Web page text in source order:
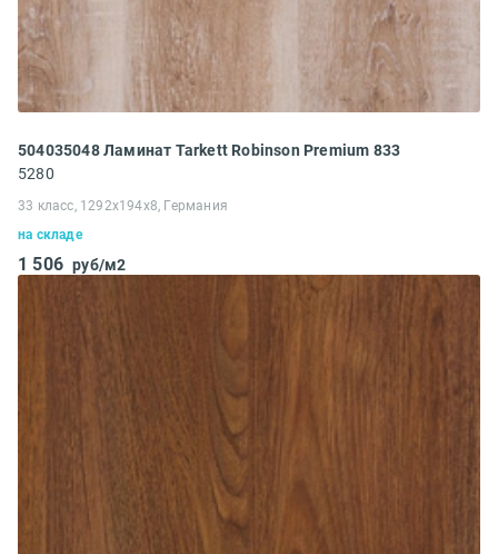
504035048 Ламинат Tarkett Robinson Premium 833
5280
33 класс, 1292x194x8, Германия
на складе
1 506 руб/м2